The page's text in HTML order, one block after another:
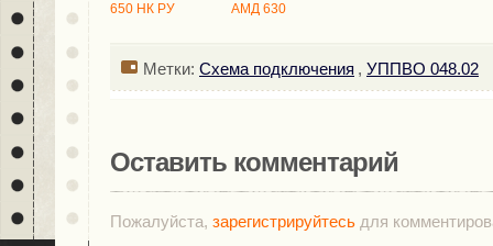
650 НК РУ
АМД 630
Метки: Схема подключения , УППВО 048.02
Оставить комментарий
Пожалуйста, зарегистрируйтесь для